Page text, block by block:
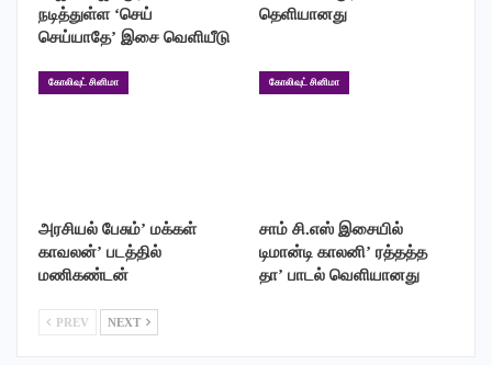
நடித்துள்ள ‘செய்
செய்யாதே’ இசை வெளியீடு
தெளியானது
கோலிவுட் சினிமா
அரசியல் பேசும்’ மக்கள்
காவலன்’ படத்தில்
மணிகண்டன்
கோலிவுட் சினிமா
சாம் சி.எஸ் இசையில்
டிமான்டி காலனி’ ரத்தத்த
தா’ பாடல் வெளியானது
PREV NEXT